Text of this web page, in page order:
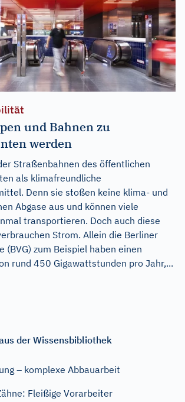
und Bahnen zu
werden
Straßenbahnen des öffentlichen
als klimafreundliche
Denn sie stoßen keine klima- und
Abgase aus und können viele
transportieren. Doch auch diese
Strom. Allein die Berliner
(BVG) zum Beispiel haben einen
rund 450 Gigawattstunden pro Jahr,...
der Wissensbibliothek
– komplexe Abbauarbeit
Fleißige Vorarbeiter